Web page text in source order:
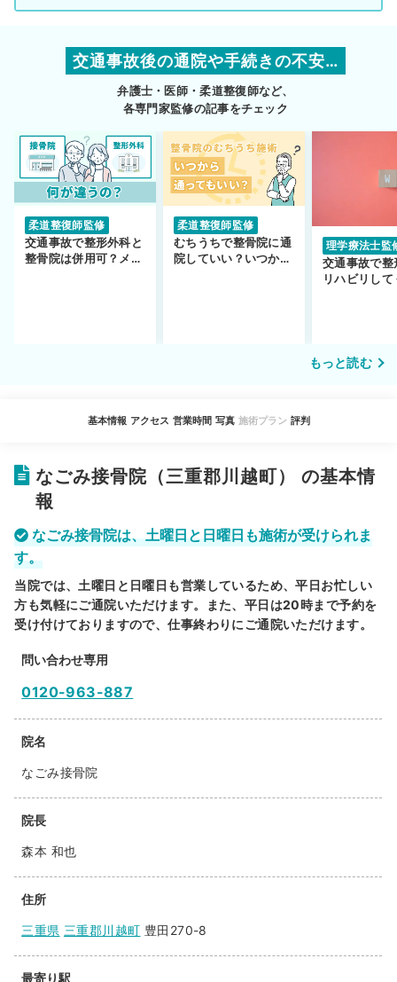
交通事故後の通院や手続きの不安…
弁護士・医師・柔道整復師など、
各専門家監修の記事をチェック
柔道整復師監修
交通事故で整形外科と
整骨院は併用可？メリ
柔道整復師監修
むちうちで整骨院に通
院していい？いつから
理学療法士監
交通事故で整
リハビリして
もっと読む
基本情報 アクセス 営業時間 写真 施術プラン 評判
なごみ接骨院（三重郡川越町） の基本情
報
なごみ接骨院は、土曜日と日曜日も施術が受けられま
す。
当院では、土曜日と日曜日も営業しているため、平日お忙しい
方も気軽にご通院いただけます。また、平日は20時まで予約を
受け付けておりますので、仕事終わりにご通院いただけます。
問い合わせ専用
0120-963-887
院名
なごみ接骨院
院長
森本 和也
住所
三重県 三重郡川越町 豊田270-8
最寄り駅